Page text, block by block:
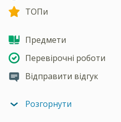
ТОПи
Предмети
Перевірочні роботи
Відправити відгук
Розгорнути